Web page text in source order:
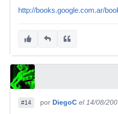
http://books.google.com.ar/
#14 por DiegoC el 14/08/